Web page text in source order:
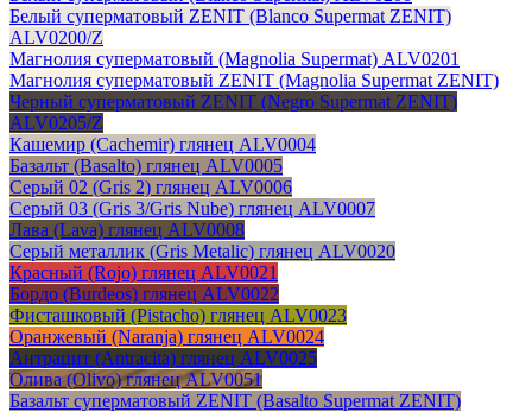
Белый суперматовый ZENIT (Blanco Supermat ZENIT)
ALV0200/Z
Магнолия суперматовый (Magnolia Supermat) ALV0201
Магнолия суперматовый ZENIT (Magnolia Supermat ZENIT)
Черный суперматовый ZENIT (Negro Supermat ZENIT)
ALV0205/Z
Кашемир (Cachemir) глянец ALV0004
Базальт (Basalto) глянец ALV0005
Серый 02 (Gris 2) глянец ALV0006
Серый 03 (Gris 3/Gris Nube) глянец ALV0007
Лава (Lava) глянец ALV0008
Серый металлик (Gris Metalic) глянец ALV0020
Красный (Rojo) глянец ALV0021
Бордо (Burdeos) глянец ALV0022
Фисташковый (Pistacho) глянец ALV0023
Оранжевый (Naranja) глянец ALV0024
Антрацит (Antracita) глянец ALV0025
Олива (Olivo) глянец ALV0051
Базальт суперматовый ZENIT (Basalto Supermat ZENIT)